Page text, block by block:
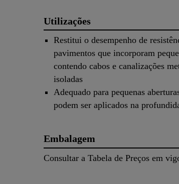
Utilizações
Restitui o desempenho de
pavimentos que incorporam
contendo cabos e canalizações
isoladas
Adequado para pequenas
podem ser aplicados na
Embalagem
Consultar a Tabela de Preços em